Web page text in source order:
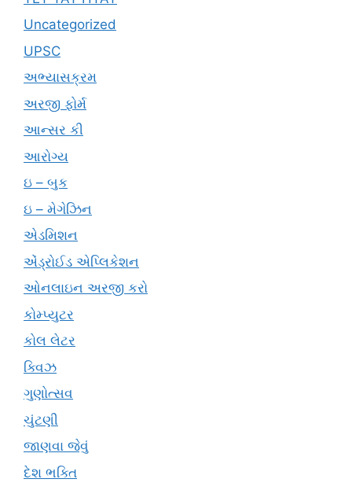
Uncategorized
UPSC
અભ્યાસક્રમ
અરજી ફોર્મ
આન્સર કી
આરોગ્ય
ઇ – બુક
ઇ – મેગેઝિન
એડમિશન
એંડ્રોઈડ એપ્લિકેશન
ઓનલાઇન અરજી કરો
કોમ્પ્યુટર
કોલ લેટર
ક્વિઝ
ગુણોત્સવ
ચુંટણી
જાણવા જેવું
દેશ ભક્તિ